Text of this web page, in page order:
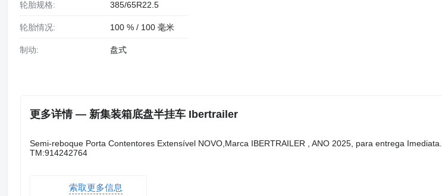
轮胎规格: 385/65R22.5
轮胎情况: 100 % / 100 毫米
制动: 盘式
更多详情 — 新集装箱底盘半挂车 Ibertrailer
Semi-reboque Porta Contentores Extensível NOVO,Marca IBERTRAILER , ANO 2025, para entrega Imediata.
TM:914242764
索取更多信息